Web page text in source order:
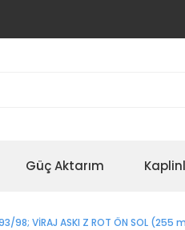
Güç Aktarım
98; VİRAJ ASKI Z ROT ÖN SOL